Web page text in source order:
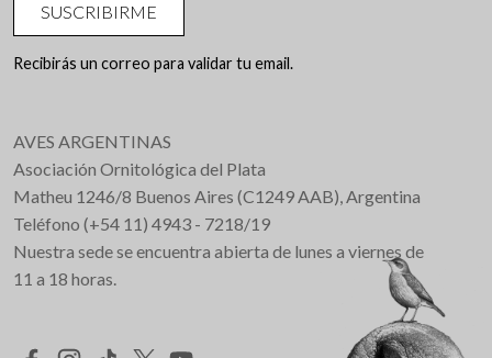
SUSCRIBIRME
Recibirás un correo para validar tu email.
AVES ARGENTINAS
Asociación Ornitológica del Plata
Matheu 1246/8 Buenos Aires (C1249 AAB), Argentina
Teléfono (+54 11) 4943 - 7218/19
Nuestra sede se encuentra abierta de lunes a viernes de
11 a 18 horas.